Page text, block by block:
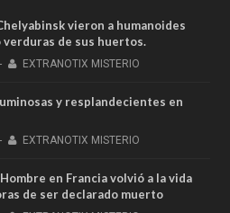
vieron a humanoides
verduras de sus huertos.
- EXTRANOTIX MISTERIO
y resplandecientes en
- EXTRANOTIX MISTERIO
en Francia volvió a la vida
de ser declarado muerto